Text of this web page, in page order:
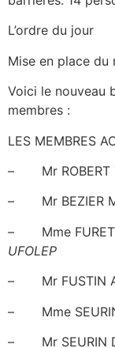
L’ordre du jour
Mise en place du
Voici le nouveau
membres :
LES MEMBRES
– Mr ROBERT
– Mr BEZIER
– Mme FURET
UFOLEP
– Mr FUSTIN
– Mme
– Mr SEURIN